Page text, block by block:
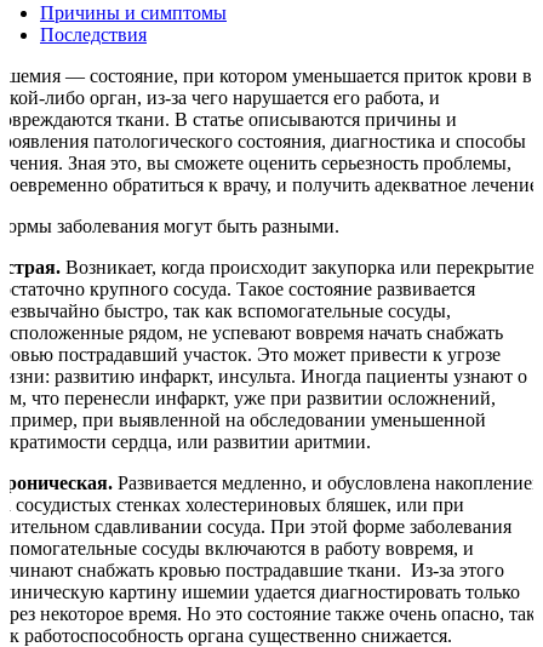
Причины и симптомы
Последствия
— состояние, при котором уменьшается приток крови в
либо орган, из-за чего нарушается его работа, и
ткани. В статье описываются причины и
патологического состояния, диагностика и способы
Зная это, вы сможете оценить серьезность проблемы,
обратиться к врачу, и получить адекватное лечение.
заболевания могут быть разными.
Возникает, когда происходит закупорка или перекрытие
крупного сосуда. Такое состояние развивается
быстро, так как вспомогательные сосуды,
рядом, не успевают вовремя начать снабжать
пострадавший участок. Это может привести к угрозе
развитию инфаркт, инсульта. Иногда пациенты узнают о
что перенесли инфаркт, уже при развитии осложнений,
при выявленной на обследовании уменьшенной
сердца, или развитии аритмии.
Развивается медленно, и обусловлена накоплением
сосудистых стенках холестериновых бляшек, или при
сдавливании сосуда. При этой форме заболевания
сосуды включаются в работу вовремя, и
снабжать кровью пострадавшие ткани. Из-за этого
картину ишемии удается диагностировать только
некоторое время. Но это состояние также очень опасно, так
работоспособность органа существенно снижается.